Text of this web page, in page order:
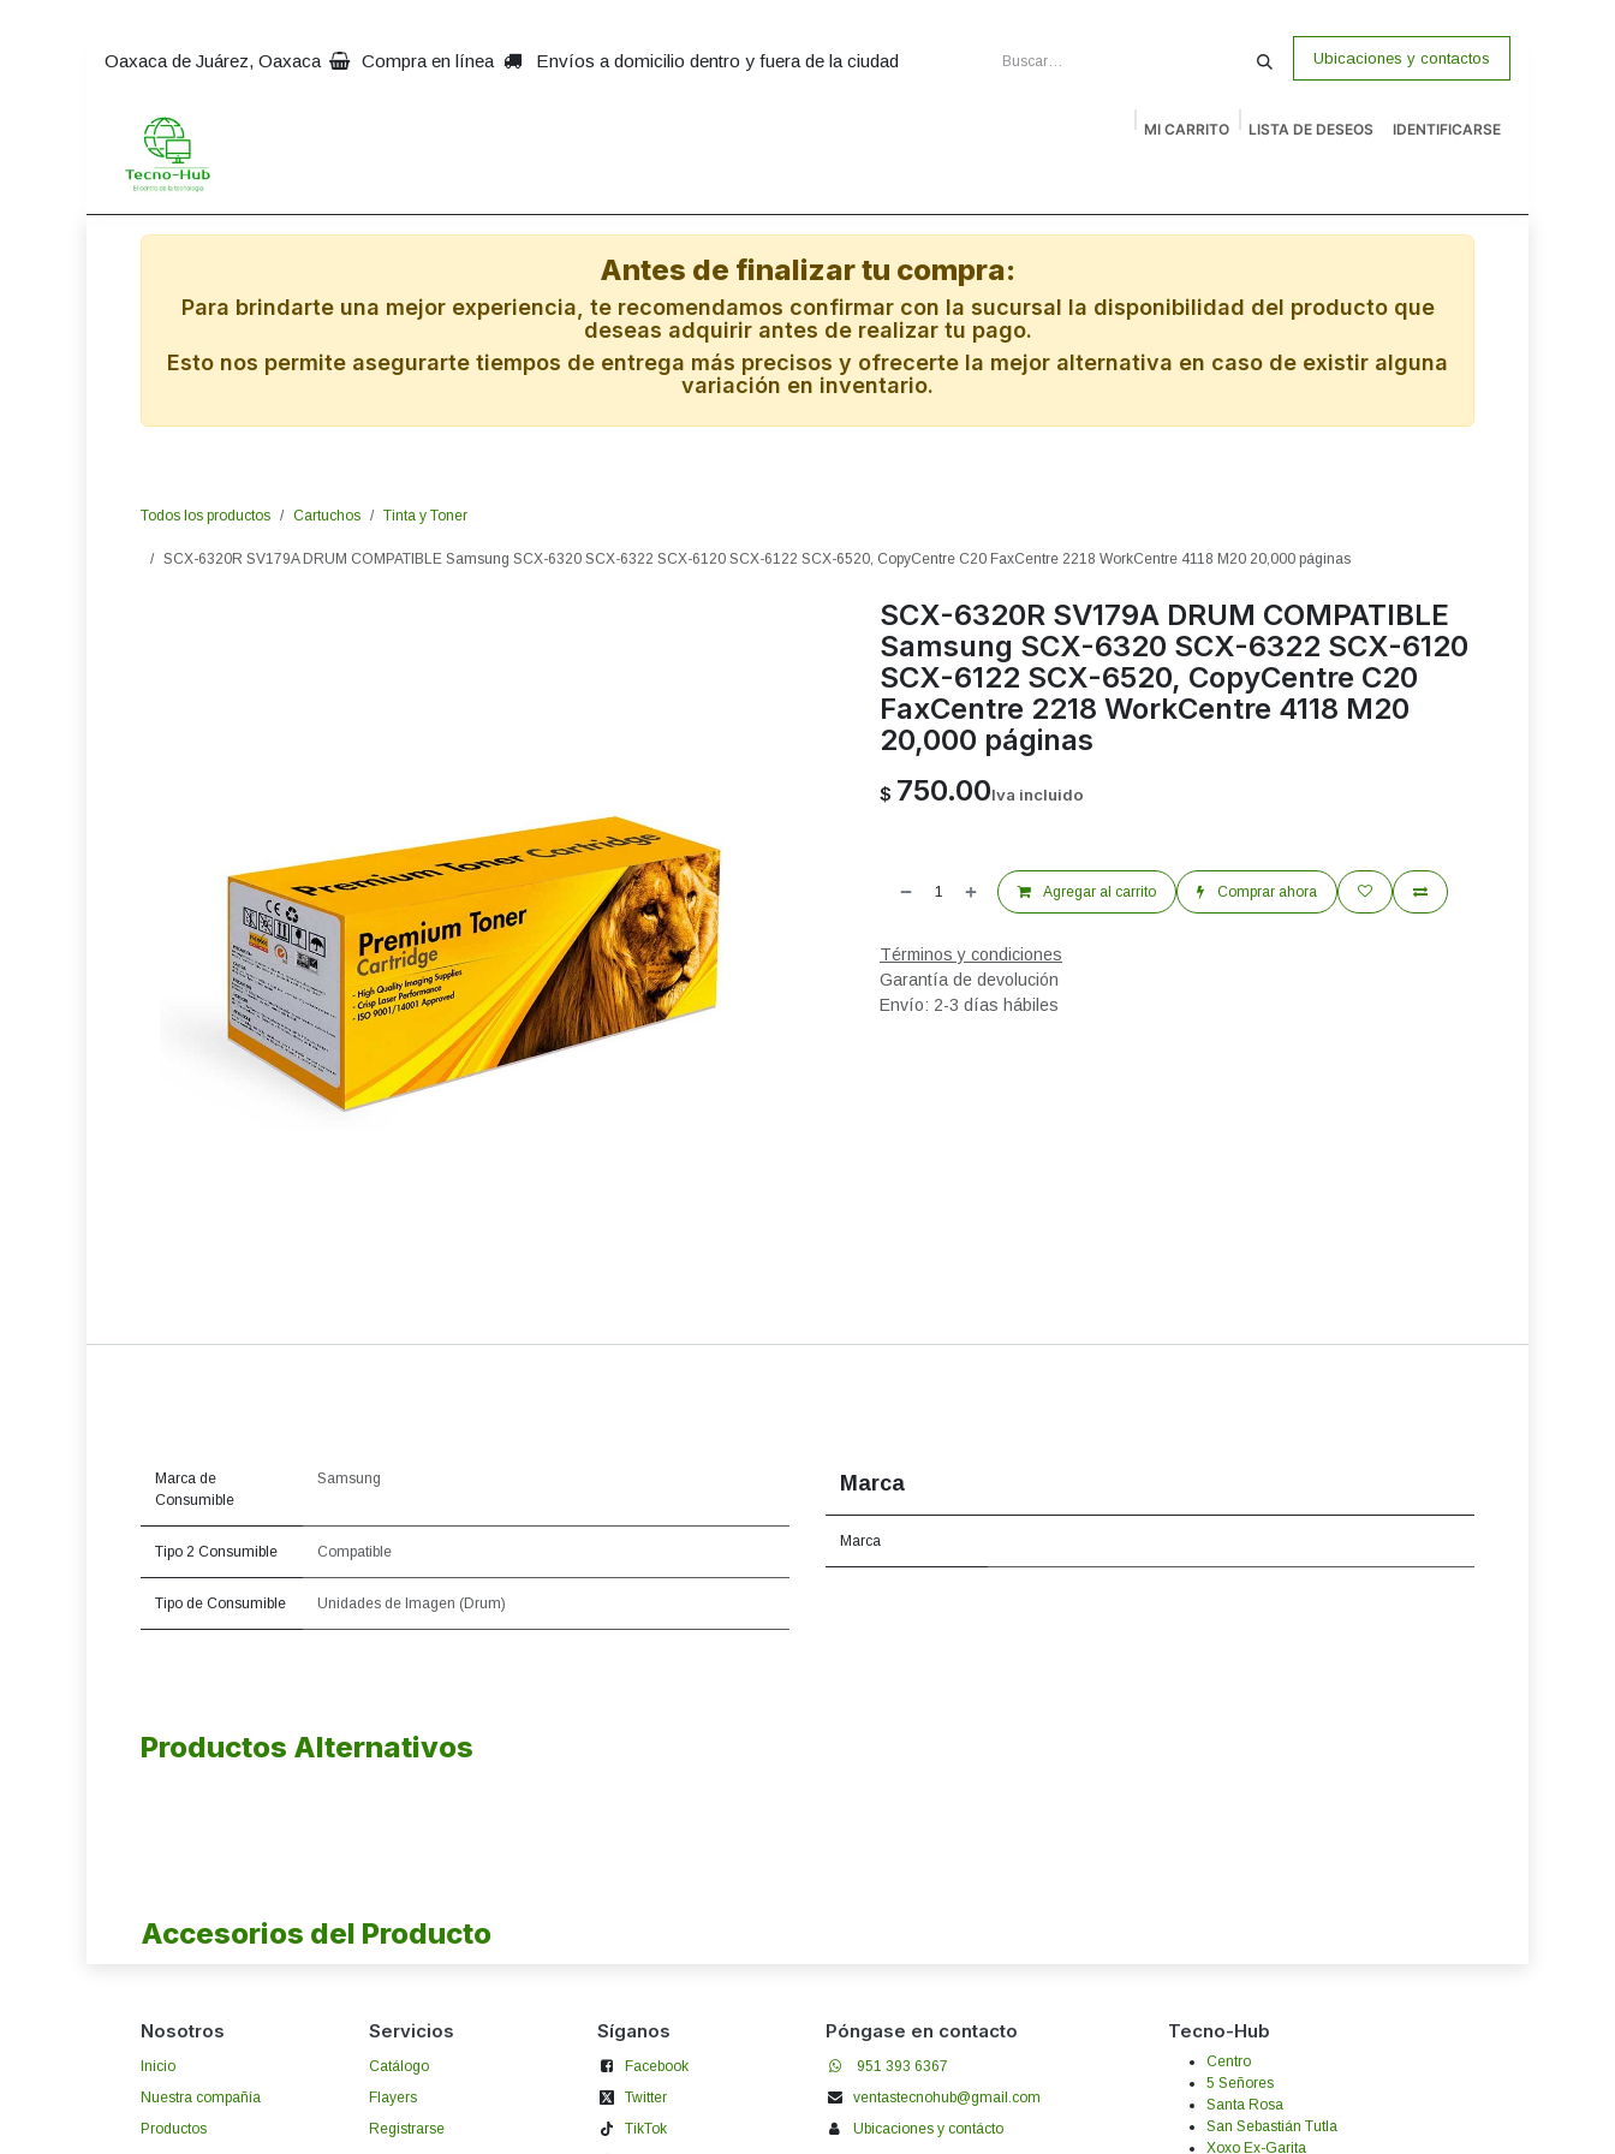
Oaxaca de Juárez, Oaxaca Compra en línea Envíos a domicilio dentro y fuera de la ciudad Ubicaciones y contactos
MI CARRITO LISTA DE DESEOS IDENTIFICARSE
Antes de finalizar tu compra:
Para brindarte una mejor experiencia, te recomendamos confirmar con la sucursal la disponibilidad del producto que
deseas adquirir antes de realizar tu pago.
Esto nos permite asegurarte tiempos de entrega más precisos y ofrecerte la mejor alternativa en caso de existir alguna
variación en inventario.
Todos los productos Cartuchos Tinta y Toner
SCX-6320R SV179A DRUM COMPATIBLE Samsung SCX-6320 SCX-6322 SCX-6120 SCX-6122 SCX-6520, CopyCentre C20 FaxCentre 2218 WorkCentre 4118 M20 20,000 páginas
SCX-6320R SV179A DRUM COMPATIBLE
Samsung SCX-6320 SCX-6322 SCX-6120
SCX-6122 SCX-6520, CopyCentre C20
FaxCentre 2218 WorkCentre 4118 M20
20,000 páginas
$ 750.00Iva incluido
Agregar al carrito Comprar ahora
Términos y condiciones
Garantía de devolución
Envío: 2-3 días hábiles
Marca de
Consumible
Samsung
Tipo 2 Consumible Compatible
Tipo de Consumible Unidades de Imagen (Drum)
Marca
Marca
Productos Alternativos
Accesorios del Producto
Nosotros
Inicio
Nuestra compañía
Productos
Servicios
Catálogo
Flayers
Registrarse
Síganos
Facebook
Twitter
TikTok
Póngase en contacto
951 393 6367
ventastecnohub@gmail.com
Ubicaciones y contácto
Tecno-Hub
Centro
5 Señores
Santa Rosa
San Sebastián Tutla
Xoxo Ex-Garita